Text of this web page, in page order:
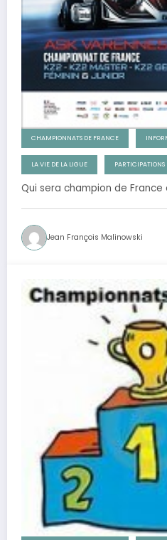
CHAMPIONNATS DE FRANCE
LA VIE DE LA LIGUE PARTICIPATIONS
Qui sera champion de
Jean François Malinowski